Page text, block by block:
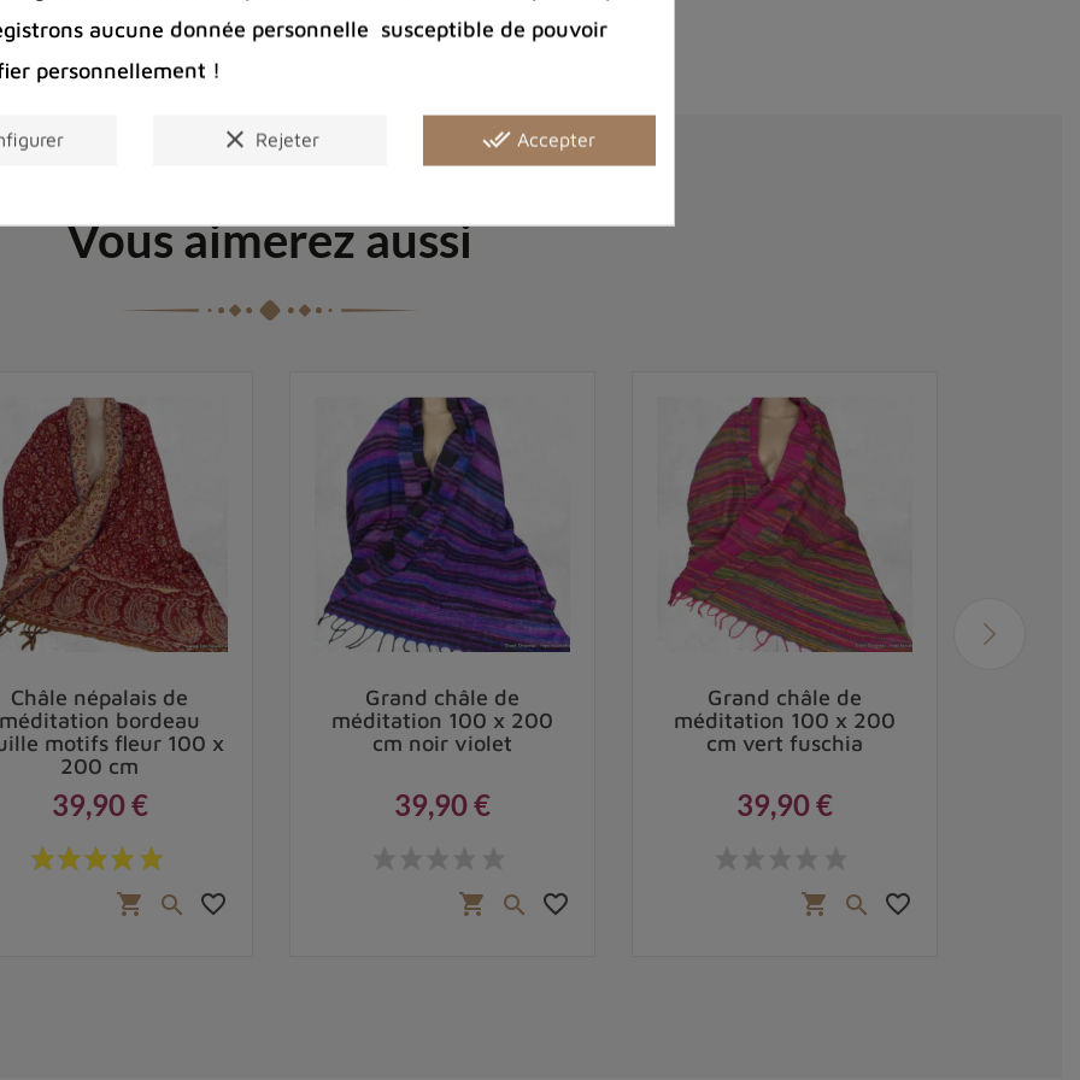
Vous aimerez aussi
Châle népalais de
méditation bordeau
motifs fleur 100 x
200 cm
Prix
39,90 €
shopping_cart  favorite_border
Grand châle de
méditation 100 x 200
cm noir violet
39,90 €
shopping_cart  favorite_border
Grand châle de
méditation 100 x 200
cm vert fuschia
39,90 €
shopping_cart  favorite_border
aucune donnée personnelle susceptible de pouvoir
personnellement !
clear Rejeter done_all Accepter